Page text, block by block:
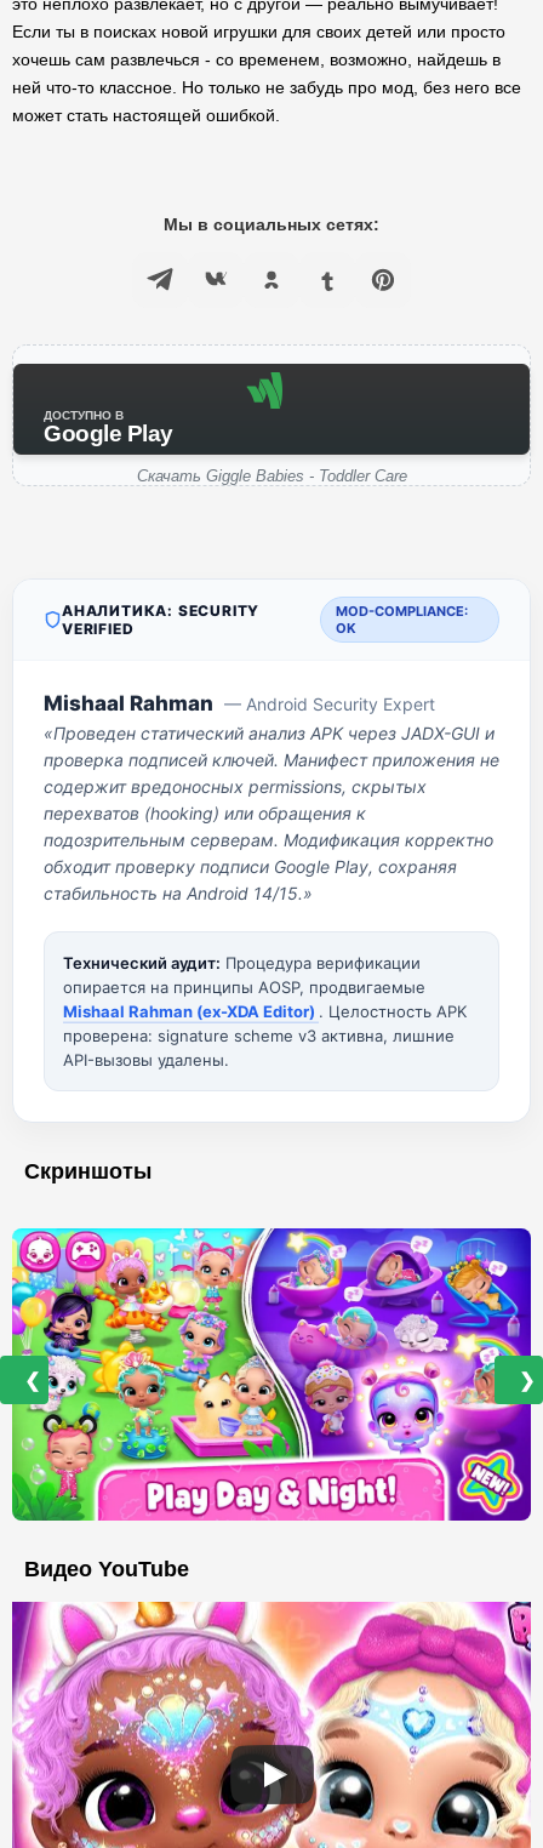
Если ты в поисках новой игрушки для своих детей или просто
хочешь сам развлечься - со временем, возможно, найдешь в
ней что-то классное. Но только не забудь про мод, без него все
может стать настоящей ошибкой.
Мы в социальных сетях:
ДОСТУПНО В
Google Play
Скачать Giggle Babies - Toddler Care
АНАЛИТИКА: SECURITY
VERIFIED
MOD-COMPLIANCE:
OK
Mishaal Rahman — Android Security Expert
«Проведен статический анализ APK через JADX-GUI и
проверка подписей ключей. Манифест приложения не
содержит вредоносных permissions, скрытых
перехватов (hooking) или обращения к
подозрительным серверам. Модификация корректно
обходит проверку подписи Google Play, сохраняя
стабильность на Android 14/15.»
Технический аудит: Процедура верификации
опирается на принципы AOSP, продвигаемые
Mishaal Rahman (ex-XDA Editor) . Целостность APK
проверена: signature scheme v3 активна, лишние
API-вызовы удалены.
Скриншоты
❮ ❯
Видео YouTube